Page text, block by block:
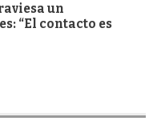
un
“El contacto es